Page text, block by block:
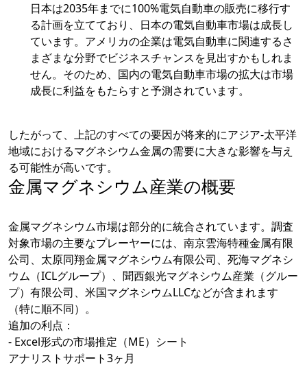
日本は2035年までに100%電気自動車の販売に移行す
る計画を立てており、日本の電気自動車市場は成長し
ています。アメリカの企業は電気自動車に関連するさ
まざまな分野でビジネスチャンスを見出すかもしれま
せん。そのため、国内の電気自動車市場の拡大は市場
成長に利益をもたらすと予測されています。
したがって、上記のすべての要因が将来的にアジア-太平洋
地域におけるマグネシウム金属の需要に大きな影響を与え
る可能性が高いです。
金属マグネシウム産業の概要
金属マグネシウム市場は部分的に統合されています。調査
対象市場の主要なプレーヤーには、南京雲海特種金属有限
公司、太原同翔金属マグネシウム有限公司、死海マグネシ
ウム（ICLグループ）、聞西銀光マグネシウム産業（グルー
プ）有限公司、米国マグネシウムLLCなどが含まれます
（特に順不同）。
追加の利点：
- Excel形式の市場推定（ME）シート
アナリストサポート3ヶ月